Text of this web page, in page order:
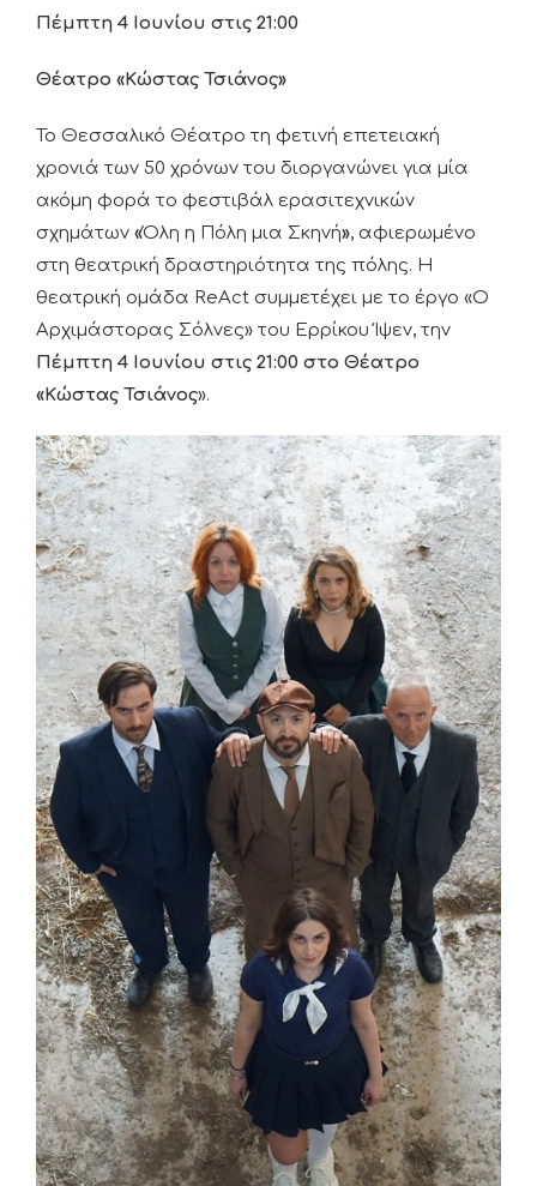
Πέμπτη 4 Ιουνίου στις 21:00
Θέατρο «Κώστας Τσιάνος»
Το Θεσσαλικό Θέατρο τη φετινή επετειακή
χρονιά των 50 χρόνων του διοργανώνει για μία
ακόμη φορά το φεστιβάλ ερασιτεχνικών
σχημάτων «Όλη η Πόλη μια Σκηνή», αφιερωμένο
στη θεατρική δραστηριότητα της πόλης. Η
θεατρική ομάδα ReAct συμμετέχει με το έργο «Ο
Αρχιμάστορας Σόλνες» του Ερρίκου Ίψεν, την
Πέμπτη 4 Ιουνίου στις 21:00 στο Θέατρο
«Κώστας Τσιάνος».